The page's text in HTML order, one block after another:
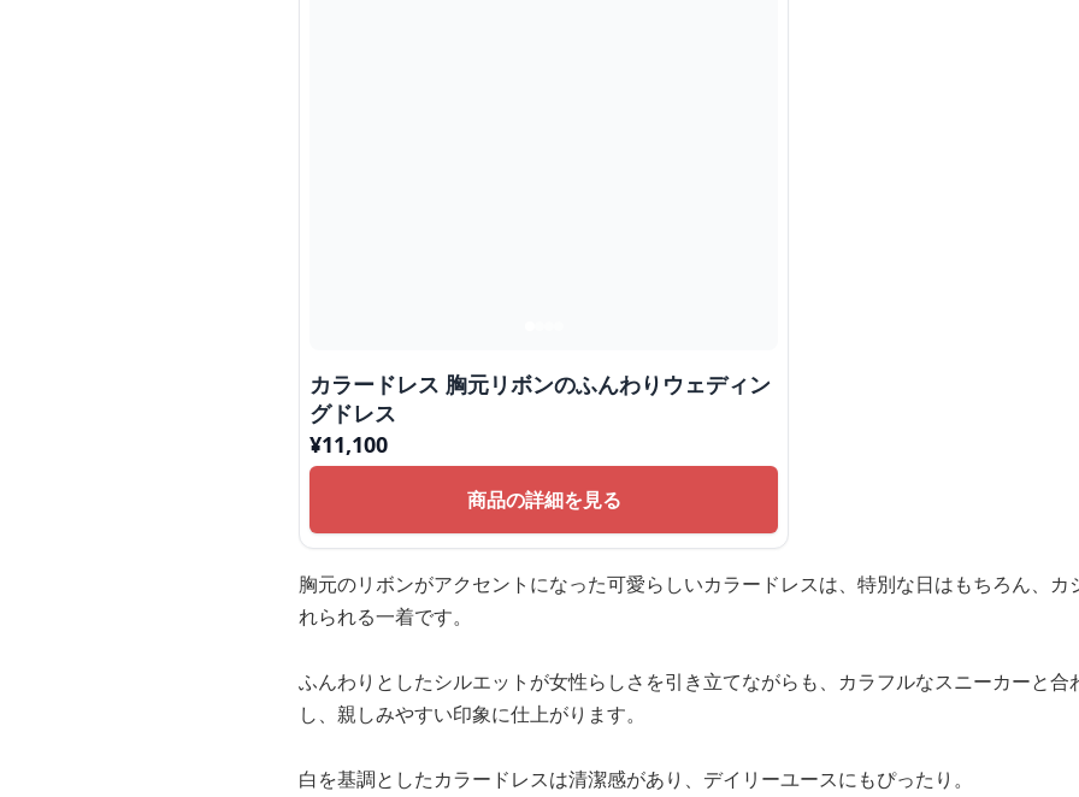
カラードレス 胸元リボンのふんわりウェディン
グドレス
¥11,100
商品の詳細を見る
胸元のリボンがアクセントになった可愛らしいカラードレスは、特別な日はもちろん、
れられる一着です。
ふんわりとしたシルエットが女性らしさを引き立てながらも、カラフルなスニーカーと
し、親しみやすい印象に仕上がります。
白を基調としたカラードレスは清潔感があり、デイリーユースにもぴったり。